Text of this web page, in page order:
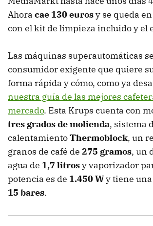
Ahora cae 130 eurosy se queda en
con el kit de limpieza incluido y el
Las máquinas superautomáticas
consumidor exigente que quiere
forma rápida y cómo, como ya
nuestra guía de las mejores
mercado. Esta Krups cuenta con
tres grados de molienda, sistema
calentamientoThermoblock, un
granos de café de 275 gramos, un
agua de 1,7 litrosy vaporizador
potencia es de 1.450 Wy tiene
15 bares.